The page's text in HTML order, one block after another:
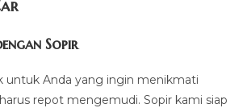
r
Sopir
untuk Anda yang ingin menikmati
repot mengemudi. Sopir kami siap